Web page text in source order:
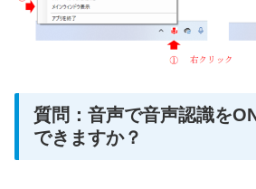
質問：音声で音声認識を
できますか？